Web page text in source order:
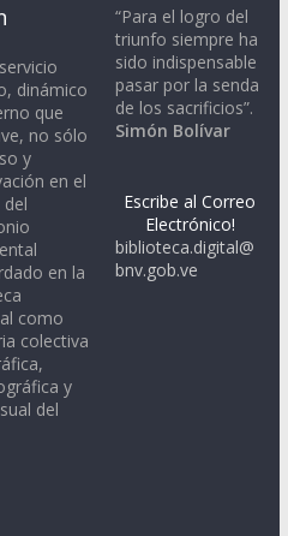
dinámico
que
no sólo
y
en el
en la
como
colectiva
y
del
“Para el logro del
triunfo siempre ha
sido indispensable
pasar por la senda
de los sacrificios”.
Simón Bolívar
Escribe al Correo
Electrónico!
biblioteca.digital@
bnv.gob.ve